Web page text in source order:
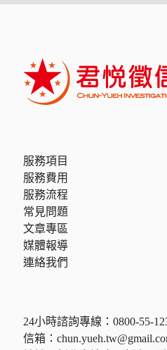
服務項目
服務費用
服務流程
常見問題
文章專區
媒體報導
連絡我們
24小時諮詢專線： 0800-55-
信箱：